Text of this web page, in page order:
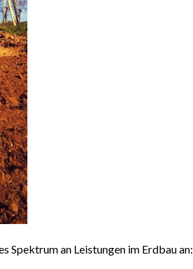
Spektrum an Leistungen im Erdbau an: